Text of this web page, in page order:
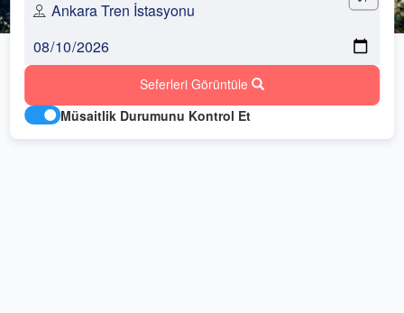
Seferleri Görüntüle
Müsaitlik Durumunu Kontrol Et